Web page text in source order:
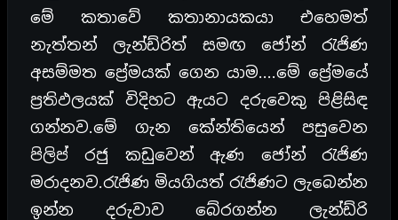
මේ කතාවේ කතානායකයා එහෙමත්
නැත්තන් ලැන්ඩ්රිත් සමඟ ජෝන් රැජිණ
අසම්මත ප්‍රේමයක් ගෙන යාම….මේ ප්‍රේමයේ
ප්‍රතිඵලයක් විදිහට ඇයට දරුවෙකු පිළිසිඳ
ගන්නව.මේ ගැන කේන්තියෙන් පසුවෙන
පිලිප් රජු කඩුවෙන් ඇණ ජෝන් රැජිණ
මරාදනව.රැජිණ මියගියත් රැජිණට ලැබෙන්න
ඉන්න දරුවාව බේරගන්න ලැන්ඩ්රි